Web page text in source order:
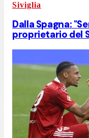
Siviglia
Dalla Spagna:
proprietario del